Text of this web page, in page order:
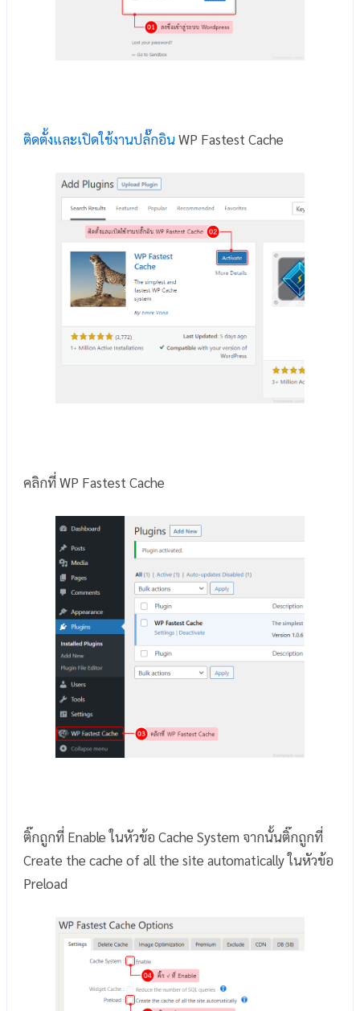
ติดตั้งและเปิดใช้งานปลั๊กอินWP Fastest Cache
คลิกที่ WP Fastest Cache
ติ๊กถูกที่ Enable ในหัวข้อ Cache System จากนั้นติ๊กถูกที่
Create the cache of all the site automatically ในหัวข้อ
Preload